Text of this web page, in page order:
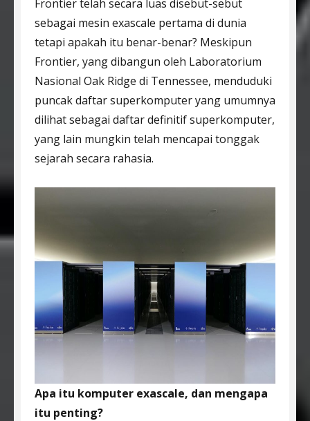
Frontier telah secara luas disebut-sebut
sebagai mesin exascale pertama di dunia
tetapi apakah itu benar-benar? Meskipun
Frontier, yang dibangun oleh Laboratorium
Nasional Oak Ridge di Tennessee, menduduki
puncak daftar superkomputer yang umumnya
dilihat sebagai daftar definitif superkomputer,
yang lain mungkin telah mencapai tonggak
sejarah secara rahasia.
Apa itu komputer exascale, dan mengapa
itu penting?